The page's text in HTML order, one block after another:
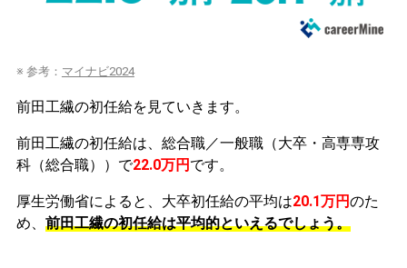
※ 参考： マイナビ2024
前田工繊の初任給を見ていきます。
前田工繊の初任給は、総合職／一般職（大卒・高専専攻
科（総合職））で22.0万円 です。
厚生労働省によると、大卒初任給の平均は20.1万円のた
め、 前田工繊の初任給は平均的といえるでしょう。